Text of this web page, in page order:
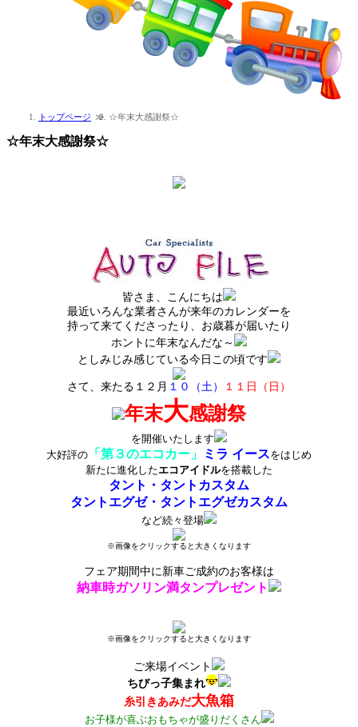
トップページ ☆年末大感謝祭☆
☆年末大感謝祭☆
皆さま、こんにちは
最近いろんな業者さんが来年のカレンダーを
持って来てくださったり、お歳暮が届いたり
ホントに年末なんだな～
としみじみ感じている今日この頃です
さて、来たる１２月 １０（土） １１日（日）
年末大感謝祭
を開催いたします
大好評の 「第３のエコカー」 ミラ イースをはじめ
新たに進化したエコアイドルを搭載した
タント・タントカスタム
タントエグゼ・タントエグゼカスタム
など続々登場
※画像をクリックすると大きくなります
フェア期間中に新車ご成約のお客様は
納車時ガソリン満タンプレゼント
※画像をクリックすると大きくなります
ご来場イベント
ちびっ子集まれ
糸引きあみだ大魚箱
お子様が喜ぶおもちゃが盛りだくさん